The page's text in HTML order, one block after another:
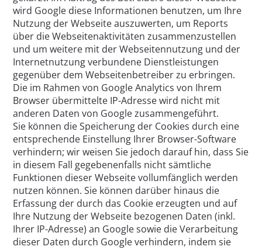
wird Google diese Informationen benutzen, um Ihre
Nutzung der Webseite auszuwerten, um Reports
über die Webseitenaktivitäten zusammenzustellen
und um weitere mit der Webseitennutzung und der
Internetnutzung verbundene Dienstleistungen
gegenüber dem Webseitenbetreiber zu erbringen.
Die im Rahmen von Google Analytics von Ihrem
Browser übermittelte IP-Adresse wird nicht mit
anderen Daten von Google zusammengeführt.
Sie können die Speicherung der Cookies durch eine
entsprechende Einstellung Ihrer Browser-Software
verhindern; wir weisen Sie jedoch darauf hin, dass Sie
in diesem Fall gegebenenfalls nicht sämtliche
Funktionen dieser Webseite vollumfänglich werden
nutzen können. Sie können darüber hinaus die
Erfassung der durch das Cookie erzeugten und auf
Ihre Nutzung der Webseite bezogenen Daten (inkl.
Ihrer IP-Adresse) an Google sowie die Verarbeitung
dieser Daten durch Google verhindern, indem sie